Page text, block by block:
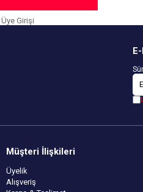
Üye Girişi
Müşteri İlişkileri
Üyelik
Alışveriş